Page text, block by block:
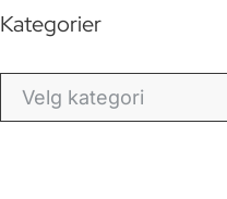
Kategorier
Kategorier